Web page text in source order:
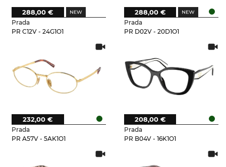
Prada
PR C12V - 24G1O1
288,00 €
Prada
PR D02V - 20D1O1
288,00 €
Prada
PR A57V - 5AK1O1
232,00 €
Prada
PR B04V - 16K1O1
208,00 €